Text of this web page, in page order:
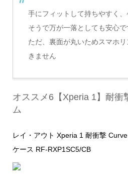
手にフィットして持ちやすく
そうで万が一落としても安心で
ただ、裏面が丸いためスマホ
きません
オススメ6【Xperia 1】耐衝
ム
レイ・アウト Xperia 1 耐衝撃
ケース RF-RXP1SC5/CB